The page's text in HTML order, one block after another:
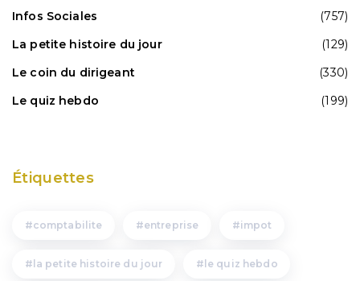
Infos Sociales
(757)
La petite histoire du jour
(129)
Le coin du dirigeant
(330)
Le quiz hebdo
(199)
Étiquettes
comptabilite entreprise impot
la petite histoire du jour le quiz hebdo